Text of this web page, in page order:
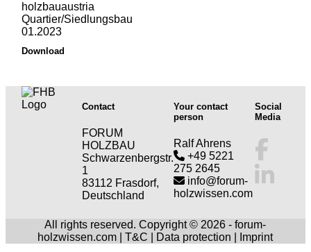
holzbauaustria
Quartier/Siedlungsbau
01.2023
Download
Contact
FORUM
HOLZBAU
Schwarzenbergstr.
1
83112 Frasdorf,
Deutschland
Your contact
person
Ralf Ahrens
+49 5221
275 2645
info@forum-
holzwissen.com
Social
Media
All rights reserved. Copyright © 2026 - forum-
holzwissen.com |T&C Data protection Imprint